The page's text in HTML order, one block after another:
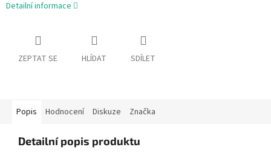
Detailní informace
ZEPTAT SE HLÍDAT SDÍLET
Popis Hodnocení Diskuze Značka
Detailní popis produktu